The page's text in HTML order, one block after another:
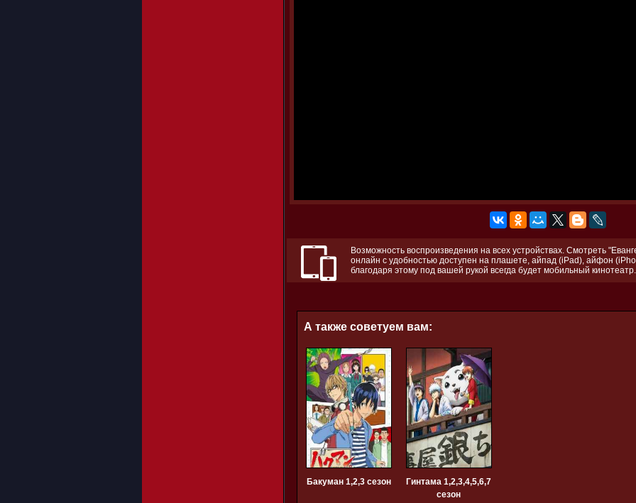
Возможность воспроизведения на всех устройствах. Смотреть
онлайн с удобностью доступен на плашете, айпад (iPad), айфон
благодаря этому под вашей рукой всегда будет мобильный кинотеатр.
А также советуем вам:
Бакуман 1,2,3 сезон
Гинтама 1,2,3,4,5,6,7
сезон